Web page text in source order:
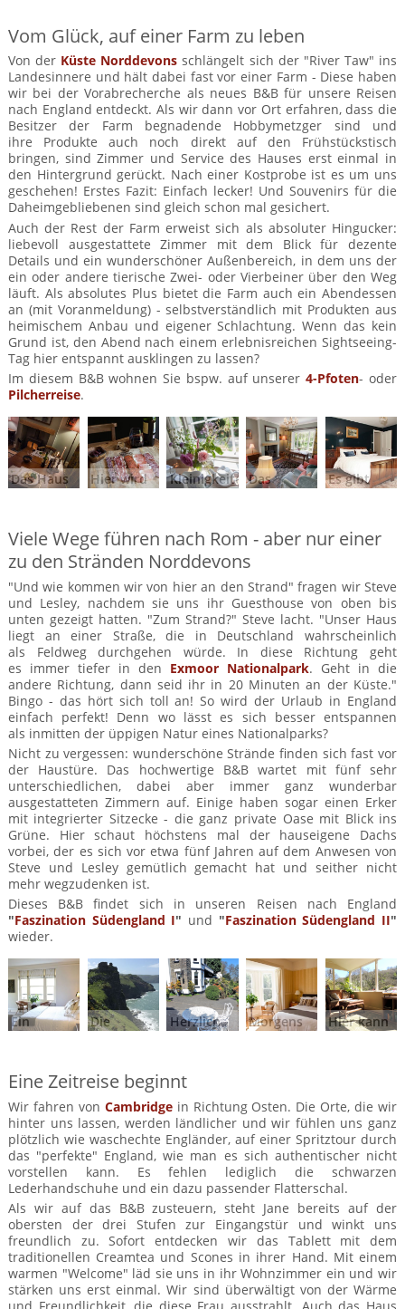
Links
Mietwagen & Verkehr
Reiseunterlagen
Reiseversicherung
Unterkünfte
Zimmer
Vom Glück, auf einer Farm zu leben
Von der Küste Norddevons schlängelt sich der "River Taw" ins
Landesinnere und hält dabei fast vor einer Farm - Diese haben
wir bei der Vorabrecherche als neues B&B für unsere Reisen
nach England entdeckt. Als wir dann vor Ort erfahren, dass die
Besitzer der Farm begnadende Hobbymetzger sind und
ihre Produkte auch noch direkt auf den Frühstückstisch
bringen, sind Zimmer und Service des Hauses erst einmal in
den Hintergrund gerückt. Nach einer Kostprobe ist es um uns
geschehen! Erstes Fazit: Einfach lecker! Und Souvenirs für die
Daheimgebliebenen sind gleich schon mal gesichert.
Auch der Rest der Farm erweist sich als absoluter Hingucker:
liebevoll ausgestattete Zimmer mit dem Blick für dezente
Details und ein wunderschöner Außenbereich, in dem uns der
ein oder andere tierische Zwei- oder Vierbeiner über den Weg
läuft. Als absolutes Plus bietet die Farm auch ein Abendessen
an (mit Voranmeldung) - selbstverständlich mit Produkten aus
heimischem Anbau und eigener Schlachtung. Wenn das kein
Grund ist, den Abend nach einem erlebnisreichen Sightseeing-
Tag hier entspannt ausklingen zu lassen?
Im diesem B&B wohnen Sie bspw. auf unserer4-Pfoten- oder
Pilcherreise.
Das Haus
Exmoor
Nationalparks
Hier wird
selbst
gemacht...
Kleinigkeiten,
versüßen
Das
Verweilen
ein
Es gibt
einen
erholsamen
Viele Wege führen nach Rom - aber nur einer
zu den Stränden Norddevons
"Und wie kommen wir von hier an den Strand" fragen wir Steve
und Lesley, nachdem sie uns ihr Guesthouse von oben bis
unten gezeigt hatten. "Zum Strand?" Steve lacht. "Unser Haus
liegt an einer Straße, die in Deutschland wahrscheinlich
als Feldweg durchgehen würde. In diese Richtung geht
es immer tiefer in den Exmoor Nationalpark. Geht in die
andere Richtung, dann seid ihr in 20 Minuten an der Küste."
Bingo - das hört sich toll an! So wird der Urlaub in England
einfach perfekt! Denn wo lässt es sich besser entspannen
als inmitten der üppigen Natur eines Nationalparks?
Nicht zu vergessen: wunderschöne Strände finden sich fast vor
der Haustüre. Das hochwertige B&B wartet mit fünf sehr
unterschiedlichen, dabei aber immer ganz wunderbar
ausgestatteten Zimmern auf. Einige haben sogar einen Erker
mit integrierter Sitzecke - die ganz private Oase mit Blick ins
Grüne. Hier schaut höchstens mal der hauseigene Dachs
vorbei, der es sich vor etwa fünf Jahren auf dem Anwesen von
Steve und Lesley gemütlich gemacht hat und seither nicht
mehr wegzudenken ist.
Dieses B&B findet sich in unseren Reisen nach England
"Faszination Südengland I" und "Faszination Südengland II"
wieder.
Ein
Die
Nationalparks
Herzlich
Lesley im
Exmoor
Nationalpark
Morgens
Hier kann
machen
Eine Zeitreise beginnt
Wir fahren von Cambridgein Richtung Osten. Die Orte, die wir
hinter uns lassen, werden ländlicher und wir fühlen uns ganz
plötzlich wie waschechte Engländer, auf einer Spritztour durch
das "perfekte" England, wie man es sich authentischer nicht
vorstellen kann. Es fehlen lediglich die schwarzen
Lederhandschuhe und ein dazu passender Flatterschal.
Als wir auf das B&B zusteuern, steht Jane bereits auf der
obersten der drei Stufen zur Eingangstür und winkt uns
freundlich zu. Sofort entdecken wir das Tablett mit dem
traditionellen Creamtea und Scones in ihrer Hand. Mit einem
warmen "Welcome" läd sie uns in ihr Wohnzimmer ein und wir
stärken uns erst einmal. Wir sind überwältigt von der Wärme